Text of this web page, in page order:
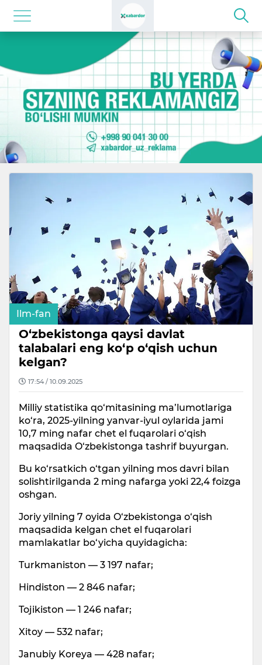
Ilm-fan
O‘zbekistonga qaysi davlat
talabalari eng ko‘p o‘qish uchun
kelgan?
17:54 / 10.09.2025
Milliy statistika qo‘mitasining ma’lumotlariga
ko‘ra, 2025-yilning yanvar-iyul oylarida jami
10,7 ming nafar chet el fuqarolari o‘qish
maqsadida O‘zbekistonga tashrif buyurgan.
Bu ko‘rsatkich o‘tgan yilning mos davri bilan
solishtirilganda 2 ming nafarga yoki 22,4 foizga
oshgan.
Joriy yilning 7 oyida O‘zbekistonga o‘qish
maqsadida kelgan chet el fuqarolari
mamlakatlar bo‘yicha quyidagicha:
Turkmaniston — 3 197 nafar;
Hindiston — 2 846 nafar;
Tojikiston — 1 246 nafar;
Xitoy — 532 nafar;
Janubiy Koreya — 428 nafar;